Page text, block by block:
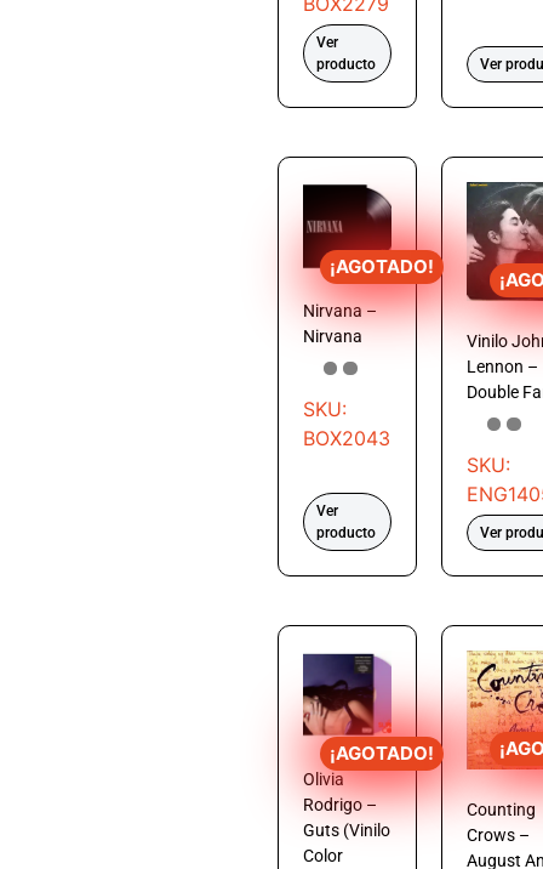
Ver
producto
Ver
¡AGOTADO!
Nirvana –
Nirvana
SKU:
BOX2043
Ver
producto
Vinilo
Lennon –
Double
SKU:
Ver
¡AGOTADO!
Olivia
Rodrigo –
Guts (Vinilo
Color
Counting
Crows –
August